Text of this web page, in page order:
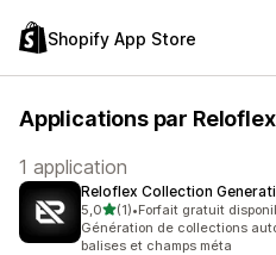
Shopify App Store
Applications par
1 application
Reloflex Collection
5,0étoile(s) sur 5
(1)
1 avis au total
•Forfait gratuit
Génération de collections
balises et champs méta